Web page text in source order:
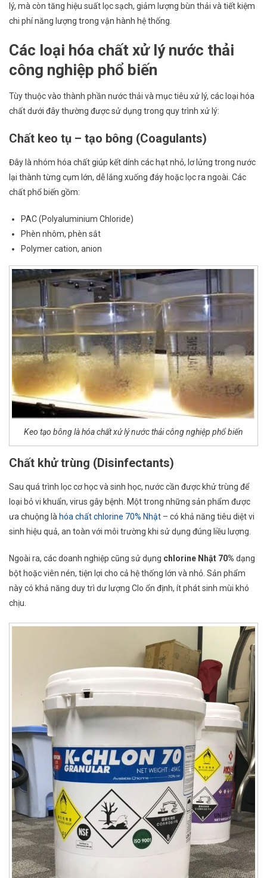
lý, mà còn tăng hiệu suất lọc sạch, giảm lượng bùn thải và tiết kiệm
chi phí năng lượng trong vận hành hệ thống.
Các loại hóa chất xử lý nước thải
công nghiệp phổ biến
Tùy thuộc vào thành phần nước thải và mục tiêu xử lý, các loại hóa
chất dưới đây thường được sử dụng trong quy trình xử lý:
Chất keo tụ – tạo bông (Coagulants)
Đây là nhóm hóa chất giúp kết dính các hạt nhỏ, lơ lửng trong nước
lại thành từng cụm lớn, dễ lắng xuống đáy hoặc lọc ra ngoài. Các
chất phổ biến gồm:
PAC (Polyaluminium Chloride)
Phèn nhôm, phèn sắt
Polymer cation, anion
Keo tạo bông là hóa chất xử lý nước thải công nghiệp phổ biến
Chất khử trùng (Disinfectants)
Sau quá trình lọc cơ học và sinh học, nước cần được khử trùng để
loại bỏ vi khuẩn, virus gây bệnh. Một trong những sản phẩm được
ưa chuộng là hóa chất chlorine 70% Nhật – có khả năng tiêu diệt vi
sinh hiệu quả, an toàn với môi trường khi sử dụng đúng liều lượng.
Ngoài ra, các doanh nghiệp cũng sử dụng chlorine Nhật 70% dạng
bột hoặc viên nén, tiện lợi cho cả hệ thống lớn và nhỏ. Sản phẩm
này có khả năng duy trì dư lượng Clo ổn định, ít phát sinh mùi khó
chịu.